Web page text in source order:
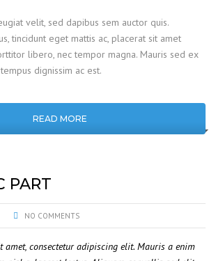
velit, sed dapibus sem auctor quis.
tincidunt eget mattis ac, placerat sit amet
libero, nec tempor magna. Mauris sed ex
dignissim ac est.
READ MORE
PART
NO COMMENTS
consectetur adipiscing elit. Mauris a enim